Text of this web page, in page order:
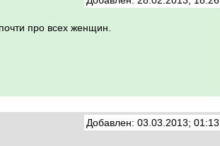
про всех женщин.
Добавлен: 03.03.2013; 01:13